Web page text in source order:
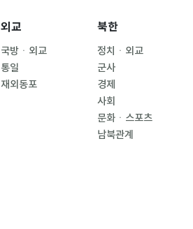
외교
국방ㆍ외교
통일
재외동포
북한
정치ㆍ외교
군사
경제
사회
문화ㆍ스포츠
남북관계